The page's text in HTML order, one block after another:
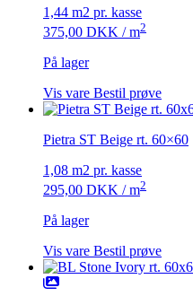
1,44 m2 pr. kasse
375,00 DKK / m2
På lager
Vis vare Bestil prøve
Pietra ST Beige rt. 60×60
1,08 m2 pr. kasse
295,00 DKK / m2
På lager
Vis vare Bestil prøve